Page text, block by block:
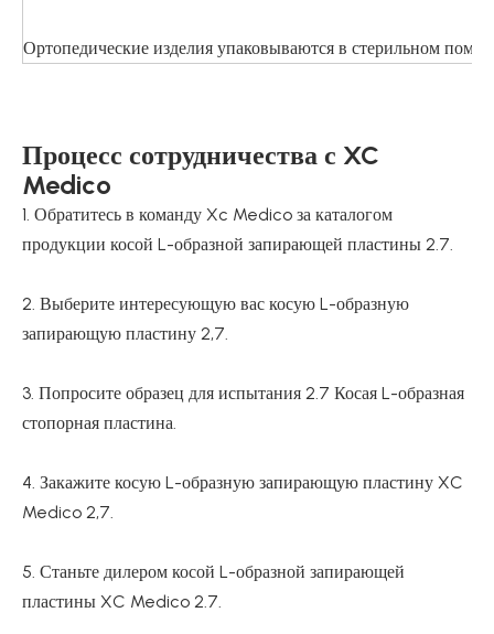
Ортопедические изделия упаковываются в стерильном
Процесс сотрудничества с XC
Medico
1. Обратитесь в команду Xc Medico за каталогом
продукции косой L-образной запирающей пластины 2.7.
2. Выберите интересующую вас косую L-образную
запирающую пластину 2,7.
3. Попросите образец для испытания 2.7 Косая L-образная
стопорная пластина.
4. Закажите косую L-образную запирающую пластину XC
Medico 2,7.
5. Станьте дилером косой L-образной запирающей
пластины XC Medico 2.7.